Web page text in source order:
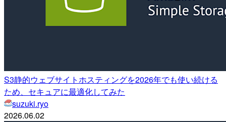
S3静的ウェブサイトホスティングを2026年でも使い続ける
ため、セキュアに最適化してみた
suzuki.ryo
2026.06.02